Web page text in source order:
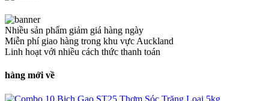
Nhiều sản phẩm giảm giá hàng ngày
Miễn phí giao hàng trong khu vực Auckland
Linh hoạt với nhiều cách thức thanh toán
hàng mới về